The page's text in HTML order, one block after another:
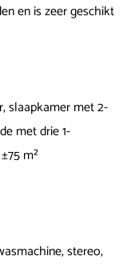
en is zeer geschikt
slaapkamer met 2-
met drie 1-
m²
stereo,